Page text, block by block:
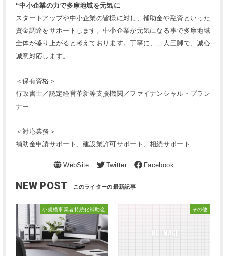
“中小企業の力で多摩地域を元気に
スタートアップや中小企業の皆様に対し、補助金や融資といった
資金調達をサポートします。中小企業が元気になる事で多摩地域
全体が盛り上がると考えております。丁寧に、二人三脚で、誠心
誠意対応します。
＜保有資格＞
行政書士／認定経営革新等支援機関／ファイナンシャル・プラン
ナー
＜対応業務＞
補助金申請サポート、建設業許可サポート、相続サポート
NEW POST
小規模事業者持続化補助金 その他